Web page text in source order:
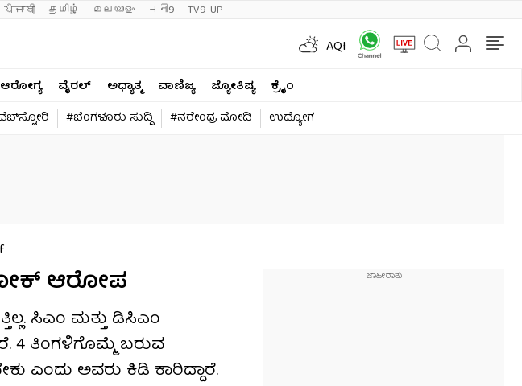
ਪੰਜਾਬੀ தமிழ் മലയാളം मनी9 TV9-UP
AQI
ಆರೋಗ್ಯ ವೈರಲ್​ ಅಧ್ಯಾತ್ಮ ವಾಣಿಜ್ಯ ಜ್ಯೋತಿಷ್ಯ
ಕ್ರೈಂ
#ಬೆಂಗಳೂರು ಸುದ್ದಿ #ನರೇಂದ್ರ ಮೋದಿ ಉದ್ಯೋಗ
ಆರೋಪ
ಸಿಎಂ ಮತ್ತು ಡಿಸಿಎಂ
4 ತಿಂಗಳಿಗೊಮ್ಮೆ ಬರುವ
ಎಂದು ಅವರು ಕಿಡಿ ಕಾರಿದ್ದಾರೆ.